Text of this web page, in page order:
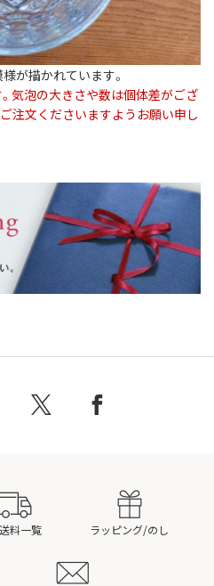
が描かれています。
気泡の大きさや数は個体差がござ
注文くださいますようお願い申し
料一覧 ラッピング/のし